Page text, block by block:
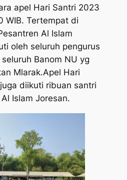
apel Hari Santri 2023
WIB. Tertempat di
Al Islam
oleh seluruh pengurus
Banom NU yg
Mlarak.Apel Hari
diikuti ribuan santri
Islam Joresan.